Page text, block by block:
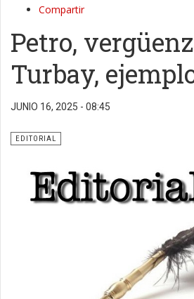
Compartir
Petro,
Turbay,
JUNIO 16, 2025 - 08:45
EDITORIAL